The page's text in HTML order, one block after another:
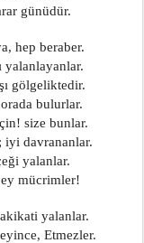
günüdür.
hep beraber.
yalanlayanlar.
gölgeliktedir.
bulurlar.
size bunlar.
iyi davrananlar.
yalanlar.
ey mücrimler!
yalanlar.
Etmezler.